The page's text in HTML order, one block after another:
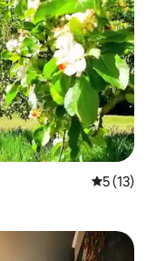
5 de uma
5 (13)